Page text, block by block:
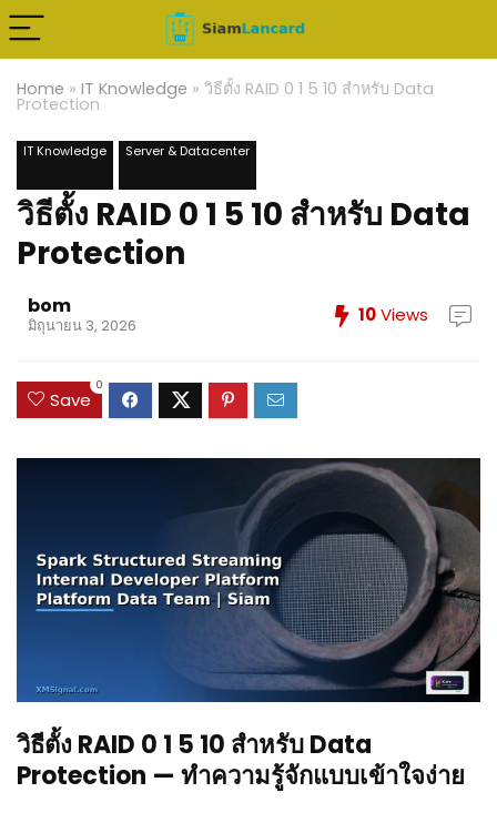
Home » IT Knowledge » วิธีตั้ง RAID 0 1 5 10 สำหรับ Data
Protection
IT Knowledge Server & Datacenter
วิธีตั้ง RAID 0 1 5 10 สำหรับ Data
Protection
bom
มิถุนายน 3, 2026 10Views
Save
0
วิธีตั้ง RAID 0 1 5 10 สำหรับ Data
Protection — ทำความรู้จักแบบเข้าใจง่าย